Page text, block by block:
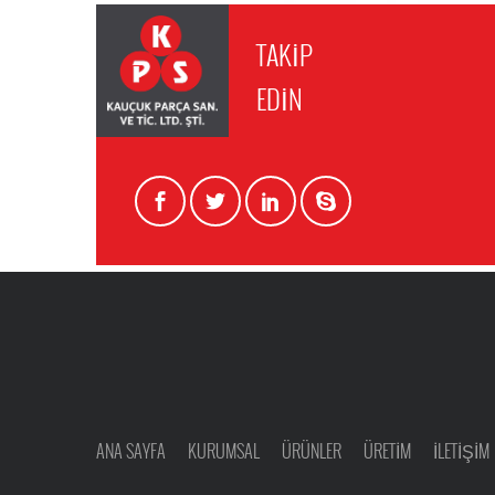
TAKİP
EDİN
ANA SAYFA KURUMSAL ÜRÜNLER ÜRETİM İLETİŞİM